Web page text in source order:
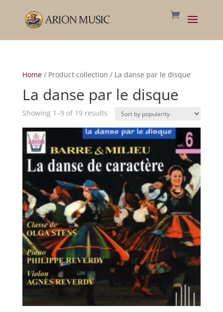
Home/ Product collection / La danse par le disque
La danse par le disque
Showing 1–9 of 19 resultsSorted
popularity